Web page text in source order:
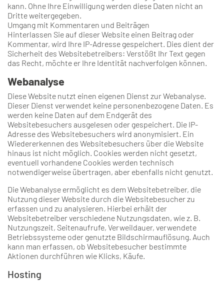
kann. Ohne Ihre Einwilligung werden diese Daten nicht an
Dritte weitergegeben.
Umgang mit Kommentaren und Beiträgen
Hinterlassen Sie auf dieser Website einen Beitrag oder
Kommentar, wird Ihre IP-Adresse gespeichert. Dies dient der
Sicherheit des Websitebetreibers: Verstößt Ihr Text gegen
das Recht, möchte er Ihre Identität nachverfolgen können.
Webanalyse
Diese Website nutzt einen eigenen Dienst zur Webanalyse.
Dieser Dienst verwendet keine personenbezogene Daten. Es
werden keine Daten auf dem Endgerät des
Websitebesuchers ausgelesen oder gespeichert. Die IP-
Adresse des Websitebesuchers wird anonymisiert. Ein
Wiedererkennen des Websitebesuchers über die Website
hinaus ist nicht möglich. Cookies werden nicht gesetzt,
eventuell vorhandene Cookies werden technisch
notwendigerweise übertragen, aber ebenfalls nicht genutzt.
Die Webanalyse ermöglicht es dem Websitebetreiber, die
Nutzung dieser Website durch die Websitebesucher zu
erfassen und zu analysieren. Hierbei erhält der
Websitebetreiber verschiedene Nutzungsdaten, wie z. B.
Nutzungszeit, Seitenaufrufe, Verweildauer, verwendete
Betriebssysteme oder genutzte Bildschirmauflösung. Auch
kann man erfassen, ob Websitebesucher bestimmte
Aktionen durchführen wie Klicks, Käufe.
Hosting